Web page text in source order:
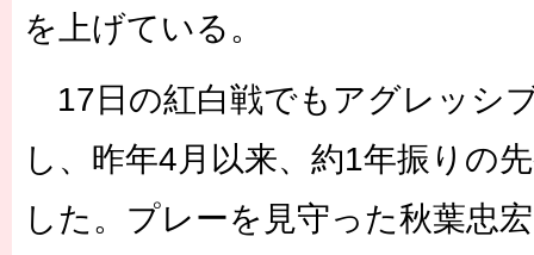
を上げている。
17日の紅白戦でもアグレッシ
し、昨年4月以来、約1年振りの
した。プレーを見守った秋葉忠